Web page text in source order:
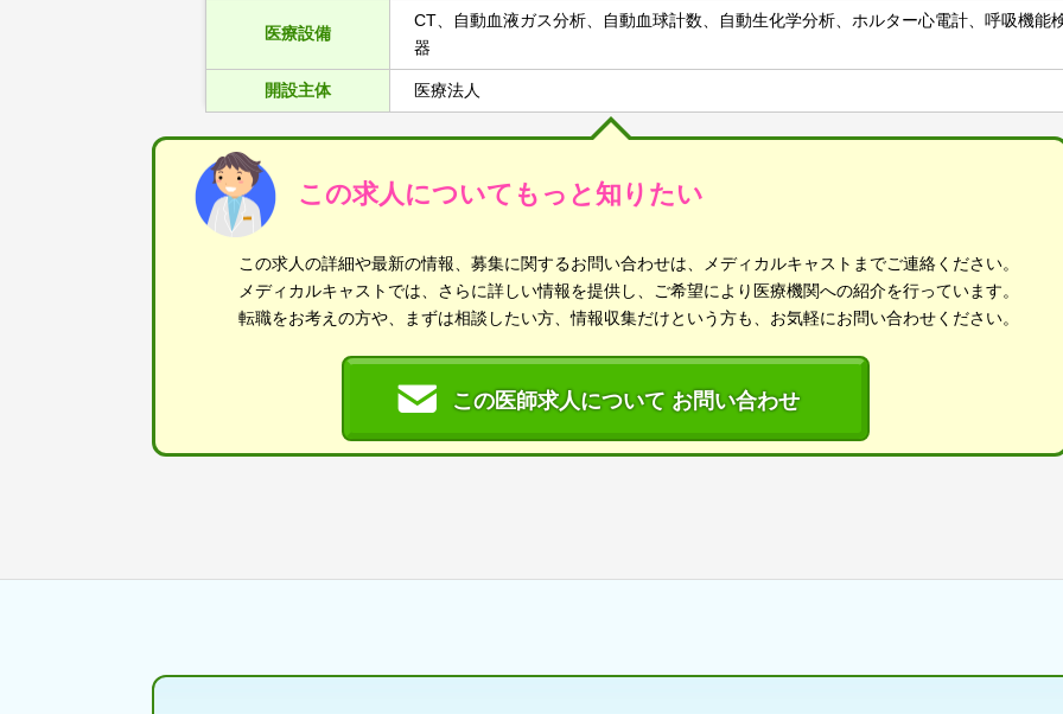
医療設備
CT、自動血液ガス分析、自動血球計数、自動生化学分析、ホルター心電計、呼吸機能
器
開設主体 医療法人
この求人についてもっと知りたい
この求人の詳細や最新の情報、募集に関するお問い合わせは、メディカルキャストまでご連絡ください。
メディカルキャストでは、さらに詳しい情報を提供し、ご希望により医療機関への紹介を行っています。
転職をお考えの方や、まずは相談したい方、情報収集だけという方も、お気軽にお問い合わせください。
この医師求人について お問い合わせ